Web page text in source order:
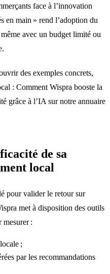
face à l’innovation
en main » rend l’adoption du
avec un budget limité ou
des exemples concrets,
: Comment Wispra booste la
grâce à l’IA sur notre annuaire
de sa
local
pour valider le retour sur
met à disposition des outils
:
;
par les recommandations